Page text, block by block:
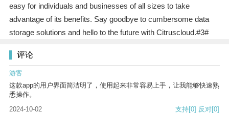
easy for individuals and businesses of all sizes to take
advantage of its benefits. Say goodbye to cumbersome data
storage solutions and hello to the future with Citruscloud.#3#
评论
游客
这款app的用户界面简洁明了，使用起来非常容易上手，让我能够快速熟
悉操作。
2024-10-02
支持[0] 反对[0]